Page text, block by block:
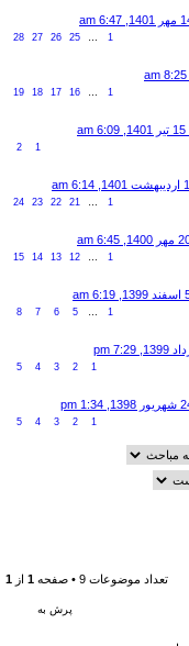
1
…
25
26
27
28
1
…
16
17
18
19
1
2
1
…
21
22
23
24
1
…
12
13
14
15
1
…
5
6
7
8
1
2
3
4
5
1
2
3
4
5
تعداد موضوعات 9 • صفحه
1 از 1
پرش به